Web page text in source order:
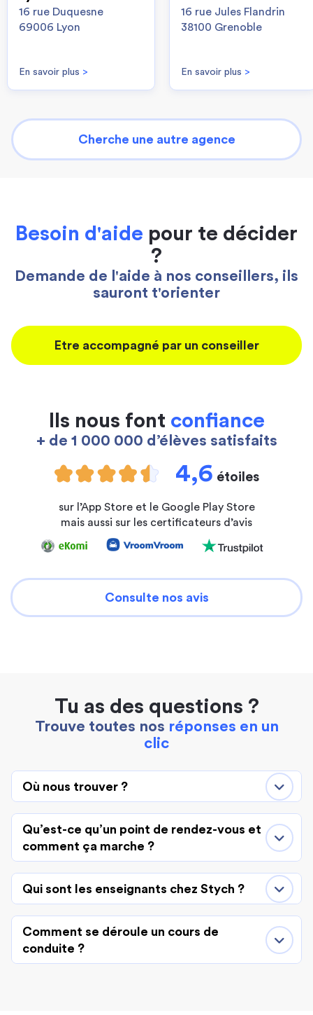
16 rue Duquesne
69006 Lyon
En savoir plus >
16 rue Jules Flandrin
38100 Grenoble
En savoir plus >
Cherche une autre agence
Besoin d'aide pour te décider
?
Demande de l'aide à nos conseillers, ils
sauront t'orienter
Etre accompagné par un conseiller
Ils nous font confiance
+ de 1 000 000 d’élèves satisfaits
4,6 étoiles
sur l’App Store et le Google Play Store
mais aussi sur les certificateurs d’avis
Consulte nos avis
Tu as des questions ?
Trouve toutes nos réponses en un
clic
Où nous trouver ?
Qu’est-ce qu’un point de rendez-vous et
comment ça marche ?
Qui sont les enseignants chez Stych ?
Comment se déroule un cours de
conduite ?